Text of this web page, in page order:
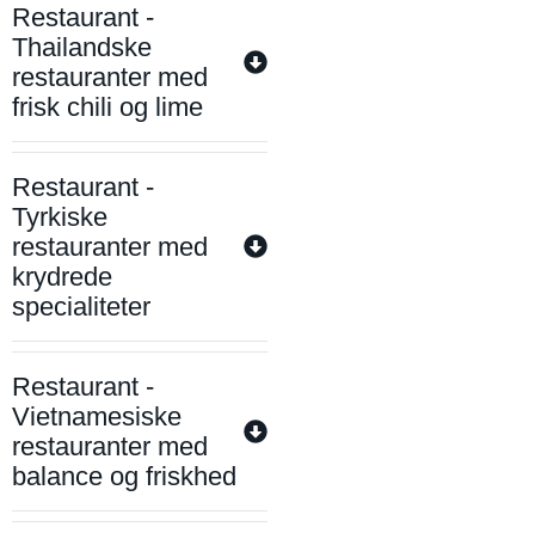
Restaurant -
Thailandske
restauranter med
frisk chili og lime
Restaurant -
Tyrkiske
restauranter med
krydrede
specialiteter
Restaurant -
Vietnamesiske
restauranter med
balance og friskhed